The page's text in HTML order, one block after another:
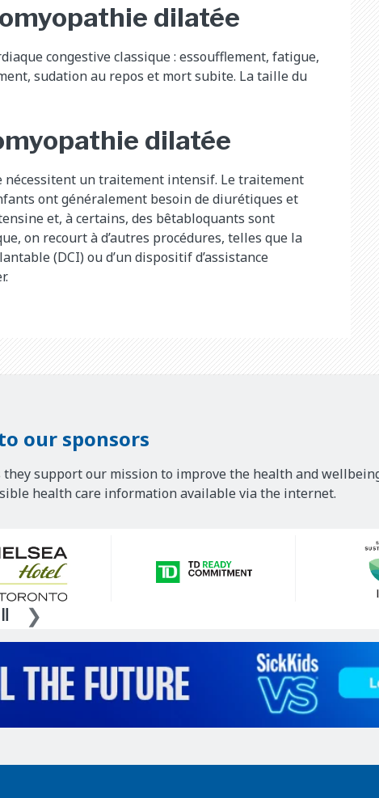
dilatée
congestive classique : essoufflement, fatigue,
sudation au repos et mort subite. La taille du
dilatée
un traitement intensif. Le traitement
ont généralement besoin de diurétiques et
et, à certains, des bêtabloquants sont
on recourt à d’autres procédures, telles que la
(DCI) ou d’un dispositif d’assistance
our sponsors
support our mission to improve the health and
health care information available via the internet.